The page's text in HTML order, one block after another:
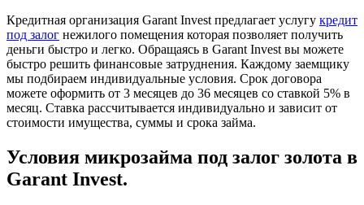
Кредитная организация Garant Invest предлагает услугу кредит
под залог нежилого помещения которая позволяет получить
деньги быстро и легко. Обращаясь в Garant Invest вы можете
быстро решить финансовые затруднения. Каждому заемщику
мы подбираем индивидуальные условия. Срок договора
можете оформить от 3 месяцев до 36 месяцев со ставкой 5% в
месяц. Ставка рассчитывается индивидуально и зависит от
стоимости имущества, суммы и срока займа.
Условия микрозайма под залог золота в
Garant Invest.